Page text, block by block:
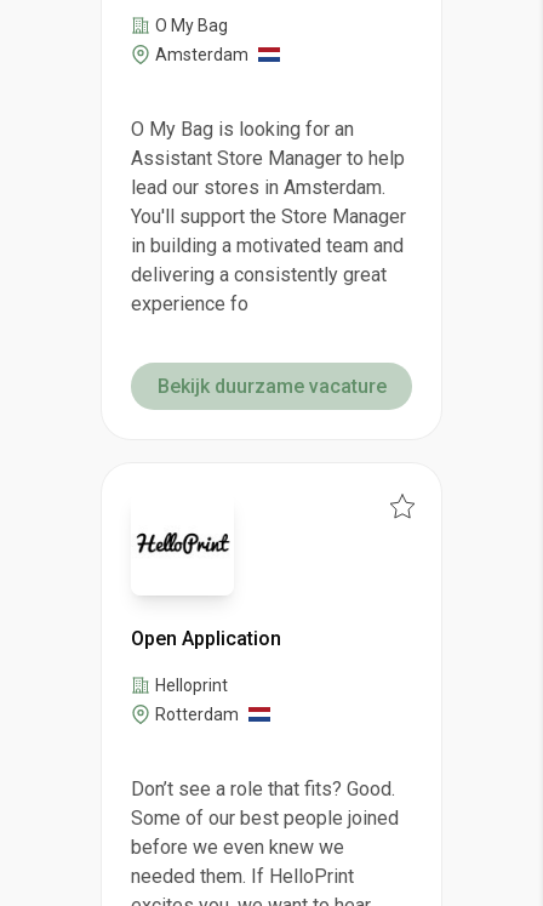
O My Bag
Amsterdam
O My Bag is looking for an
Assistant Store Manager to help
lead our stores in Amsterdam.
You'll support the Store Manager
in building a motivated team and
delivering a consistently great
experience fo
Bekijk duurzame vacature
Open Application
Helloprint
Rotterdam
Don’t see a role that fits? Good.
Some of our best people joined
before we even knew we
needed them. If HelloPrint